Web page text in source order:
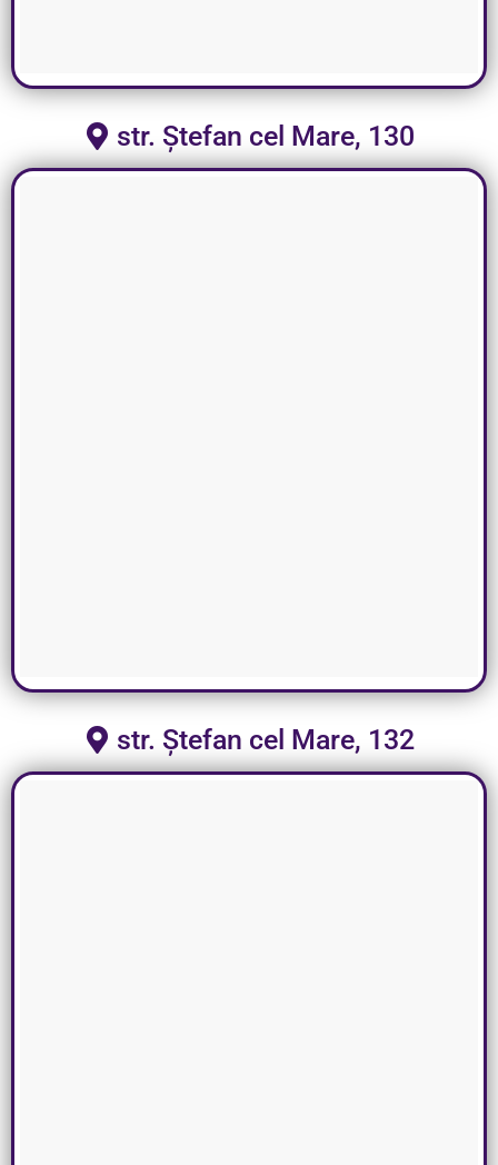
str. Ștefan cel Mare, 130
str. Ștefan cel Mare, 132